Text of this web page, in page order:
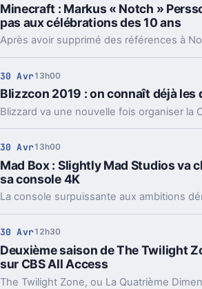
Minecraft : Markus « Notch »
pas aux célébrations des 10 ans
30 Avr13h00
Blizzcon 2019 : on connaît déjà les
30 Avr13h00
Mad Box : Slightly Mad Studios va
sa console 4K
30 Avr12h30
Deuxième saison de The Twilight
sur CBS All Access